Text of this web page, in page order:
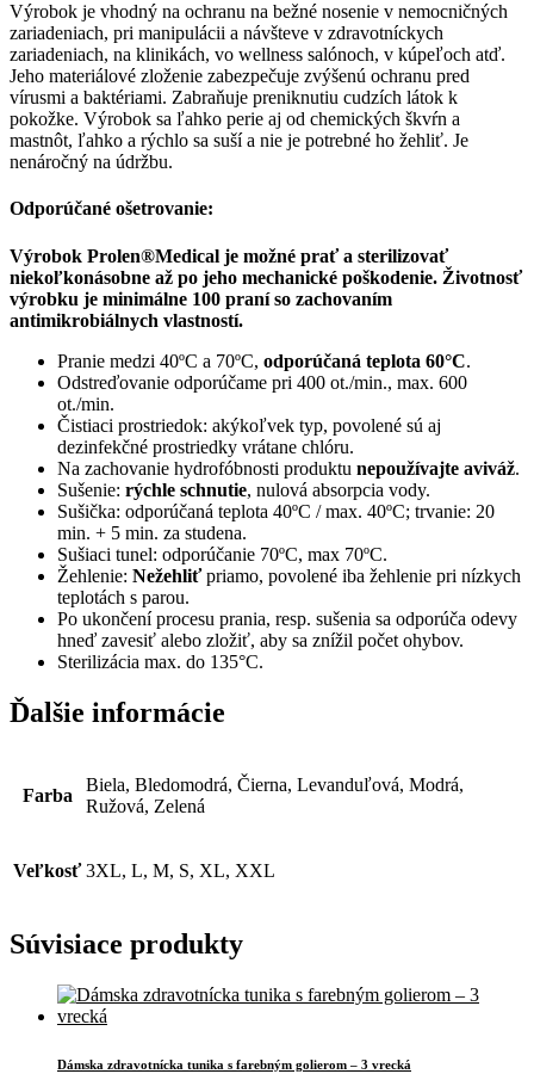
Výrobok je vhodný na ochranu na bežné nosenie v nemocničných
zariadeniach, pri manipulácii a návšteve v zdravotníckych
zariadeniach, na klinikách, vo wellness salónoch, v kúpeľoch atď.
Jeho materiálové zloženie zabezpečuje zvýšenú ochranu pred
vírusmi a baktériami. Zabraňuje preniknutiu cudzích látok k
pokožke. Výrobok sa ľahko perie aj od chemických škvŕn a
mastnôt, ľahko a rýchlo sa suší a nie je potrebné ho žehliť. Je
nenáročný na údržbu.
Odporúčané ošetrovanie:
Výrobok Prolen®Medical je možné prať a sterilizovať
niekoľkonásobne až po jeho mechanické poškodenie. Životnosť
výrobku je minimálne 100 praní so zachovaním
antimikrobiálnych vlastností.
Pranie medzi 40ºC a 70ºC, odporúčaná teplota 60°C.
Odstreďovanie odporúčame pri 400 ot./min., max. 600
ot./min.
Čistiaci prostriedok: akýkoľvek typ, povolené sú aj
dezinfekčné prostriedky vrátane chlóru.
Na zachovanie hydrofóbnosti produktu nepoužívajte aviváž.
Sušenie: rýchle schnutie, nulová absorpcia vody.
Sušička: odporúčaná teplota 40ºC / max. 40ºC; trvanie: 20
min. + 5 min. za studena.
Sušiaci tunel: odporúčanie 70ºC, max 70ºC.
Žehlenie: Nežehliťpriamo, povolené iba žehlenie pri nízkych
teplotách s parou.
Po ukončení procesu prania, resp. sušenia sa odporúča odevy
hneď zavesiť alebo zložiť, aby sa znížil počet ohybov.
Sterilizácia max. do 135°C.
Ďalšie informácie
Farba
Biela, Bledomodrá, Čierna, Levanduľová, Modrá,
Ružová, Zelená
Veľkosť 3XL, L, M, S, XL, XXL
Súvisiace produkty
Dámska zdravotnícka tunika s farebným golierom – 3 vrecká